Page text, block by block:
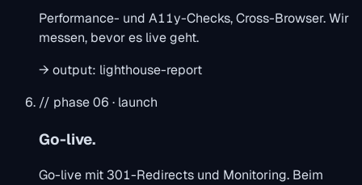
Performance- und A11y-Checks, Cross-Browser. Wir
messen, bevor es live geht.
→ output: lighthouse-report
// phase 06 · launch
Go-live.
Go-live mit 301-Redirects und Monitoring. Beim